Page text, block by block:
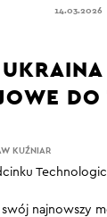
14.03.2026
KUŹNIAR
najnowszy